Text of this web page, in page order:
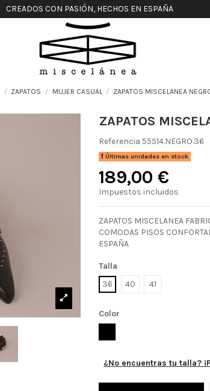
CREADOS CON PASIÓN, HECHOS EN ESPAÑA
ZAPATOS MUJER CASUAL ZAPATOS MISCELANEA
ZAPATOS
Referencia 55514.NEGRO.36
Últimas unidades en stock
189,00 €
Impuestos incluidos
ZAPATOS MISCELANEA
COMODAS PISOS
ESPAÑA
Talla
36
40 41
Color
¿No encuentras tu talla?